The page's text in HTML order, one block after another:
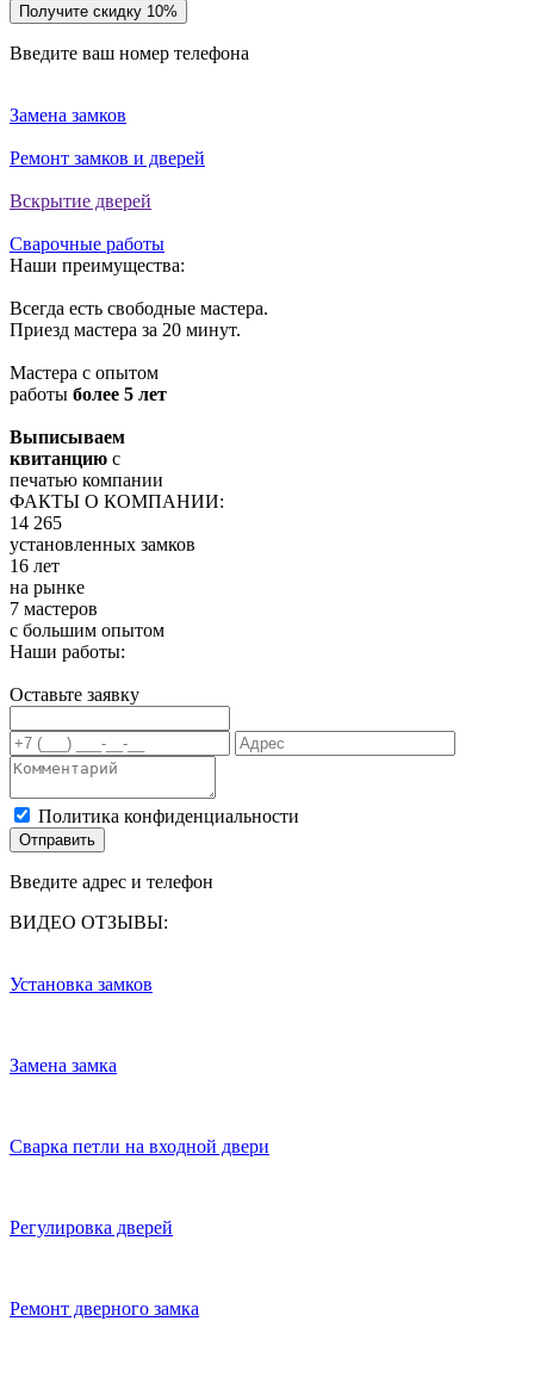
Получите скидку 10%
Введите ваш номер телефона
Замена замков
Ремонт замков и дверей
Вскрытие дверей
Сварочные работы
Наши преимущества:
Всегда есть свободные мастера.
Приезд мастера за 20 минут.
Мастера с опытом
работы более 5 лет
Выписываем
квитанцию с
печатью компании
ФАКТЫ О КОМПАНИИ:
14 265
установленных замков
16 лет
на рынке
7 мастеров
с большим опытом
Наши работы:
Оставьте заявку
Политика конфиденциальности
Отправить
Введите адрес и телефон
ВИДЕО ОТЗЫВЫ:
Установка замков
Замена замка
Сварка петли на входной двери
Регулировка дверей
Ремонт дверного замка